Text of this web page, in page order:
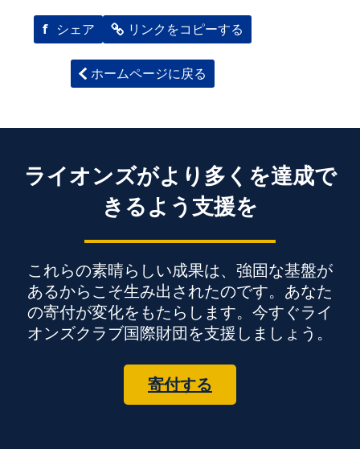
f シェア リンクをコピーする
ホームページに戻る
ライオンズがより多くを達成で
きるよう支援を
これらの素晴らしい成果は、強固な基盤が
あるからこそ生み出されたのです。あなた
の寄付が変化をもたらします。今すぐライ
オンズクラブ国際財団を支援しましょう。
寄付する